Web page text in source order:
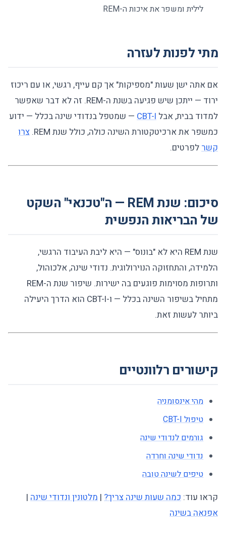
לילית ומשפר את איכות ה-REM
מתי לפנות לעזרה
אם אתה ישן שעות "מספיקות" אך קם עייף, רגשי, או עם ריכוז
ירוד — ייתכן שיש פגיעה בשנת ה-REM. זה לא דבר שאפשר
למדוד בבית, אבל CBT-I — שמטפל בנדודי שינה בכלל — ידוע
כמשפר את ארכיטקטורת השינה כולה, כולל שנת REM.
צרו
קשרלפרטים.
סיכום: שנת REM — ה"טכנאי" השקט
של הבריאות הנפשית
שנת REM היא לא "בונוס" — היא ליבת העיבוד הרגשי,
הלמידה, והתחזוקה הנוירולוגית. נדודי שינה, אלכוהול,
ותרופות מסוימות פוגעים בה ישירות. שיפור שנת ה-REM
מתחיל בשיפור השינה בכלל — ו-CBT-I הוא הדרך היעילה
ביותר לעשות זאת.
קישורים רלוונטיים
מהי אינסומניה
טיפול CBT-I
גורמים לנדודי שינה
נדודי שינה וחרדה
טיפים לשינה טובה
קראו עוד: כמה שעות שינה צריך? | מלטונין ונדודי שינה |
אפנאה בשינה